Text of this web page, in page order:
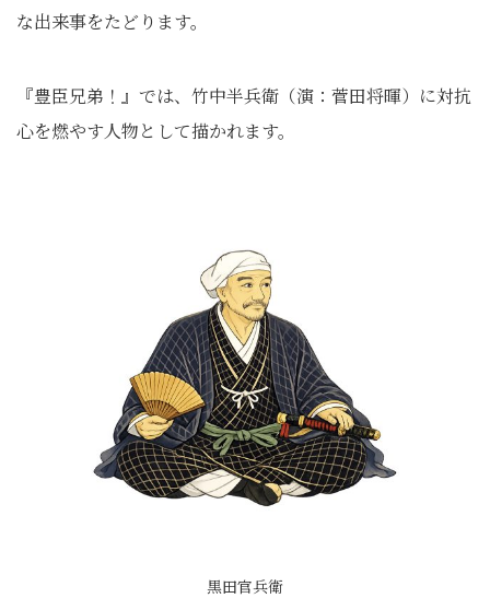
な出来事をたどります。
『豊臣兄弟！』では、竹中半兵衛（演：菅田将暉）に対抗
心を燃やす人物として描かれます。
黒田官兵衛